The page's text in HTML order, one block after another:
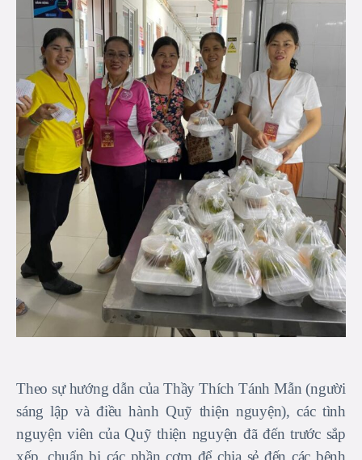
Theo sự hướng dẫn của Thầy Thích Tánh Mẫn (người
sáng lập và điều hành Quỹ thiện nguyện), các tình
nguyện viên của Quỹ thiện nguyện đã đến trước sắp
xếp, chuẩn bị các phần cơm để chia sẻ đến các bệnh